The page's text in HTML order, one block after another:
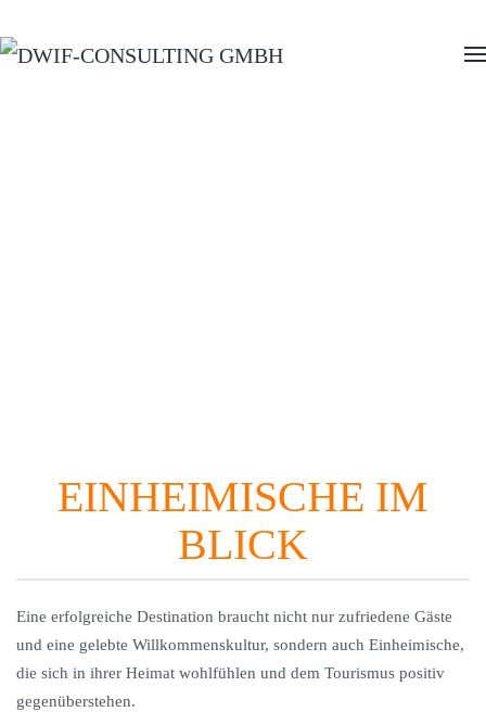
Zum Hauptinhalt springen
EINHEIMISCHE IM
BLICK
Eine erfolgreiche Destination braucht nicht nur zufriedene Gäste
und eine gelebte Willkommenskultur, sondern auch Einheimische,
die sich in ihrer Heimat wohlfühlen und dem Tourismus positiv
gegenüberstehen.